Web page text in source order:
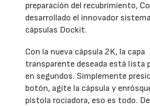
preparación del recubrimiento,
desarrollado el innovador
cápsulas Dockit.
Con la nueva cápsula 2K, la capa
transparente deseada está lista
en segundos. Simplemente
botón, agite la cápsula y
pistola rociadora, eso es todo.